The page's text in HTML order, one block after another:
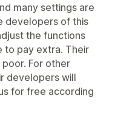
many settings are
developers of this
the functions
to pay extra. Their
For other
developers will
for free according